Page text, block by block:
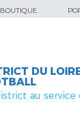
BOUTIQUE
DU
au service